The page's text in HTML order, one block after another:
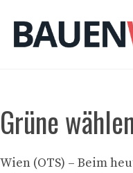
Inhalt
springen
Grüne
Wien (OTS) – Beim